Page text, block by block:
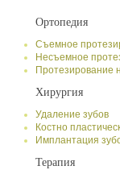
Ортопедия
Съемное
Несъемное
Протезирование
Хирургия
Удаление зубов
Костно
Имплантация
Терапия